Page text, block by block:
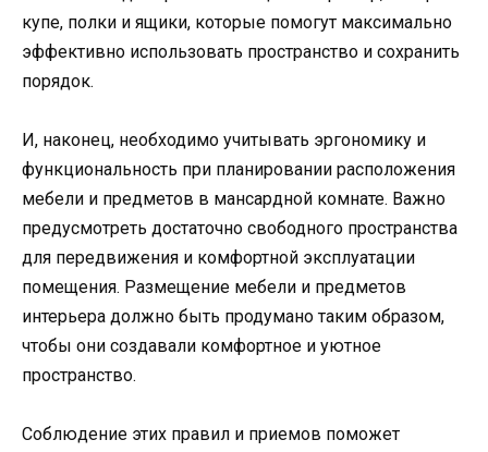
купе, полки и ящики, которые помогут максимально
эффективно использовать пространство и сохранить
порядок.
И, наконец, необходимо учитывать эргономику и
функциональность при планировании расположения
мебели и предметов в мансардной комнате. Важно
предусмотреть достаточно свободного пространства
для передвижения и комфортной эксплуатации
помещения. Размещение мебели и предметов
интерьера должно быть продумано таким образом,
чтобы они создавали комфортное и уютное
пространство.
Соблюдение этих правил и приемов поможет